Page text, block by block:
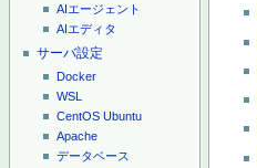
AIエージェント
AIエディタ
サーバ設定
Docker
WSL
CentOS Ubuntu
Apache
データベース